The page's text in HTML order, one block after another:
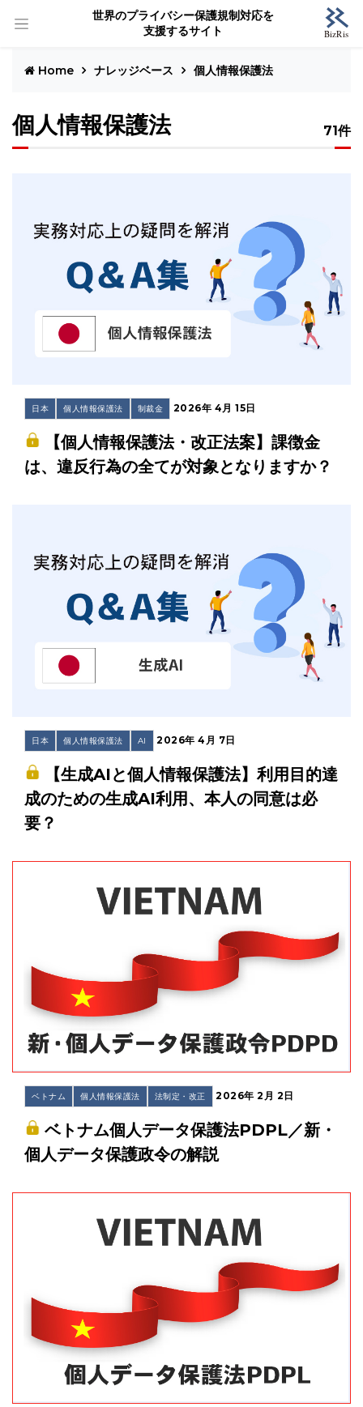
世界のプライバシー保護規制対応を
支援するサイト
Home ナレッジベース 個人情報保護法
個人情報保護法 71件
日本 個人情報保護法 制裁金 2026年 4月 15日
【個人情報保護法・改正法案】課徴金
は、違反行為の全てが対象となりますか？
日本 個人情報保護法 AI 2026年 4月 7日
【生成AIと個人情報保護法】利用目的達
成のための生成AI利用、本人の同意は必
要？
ベトナム 個人情報保護法 法制定・改正 2026年 2月 2日
ベトナム個人データ保護法PDPL／新・
個人データ保護政令の解説